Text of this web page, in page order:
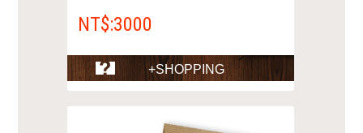
NT$:3000
+SHOPPING